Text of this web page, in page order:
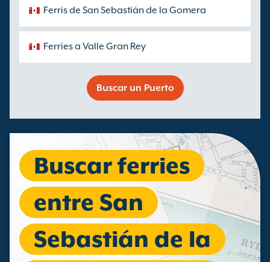
Ferris de San Sebastián de la Gomera
Ferries a Valle Gran Rey
Buscar un Puerto
Buscar ferries
entre San
Sebastián de la